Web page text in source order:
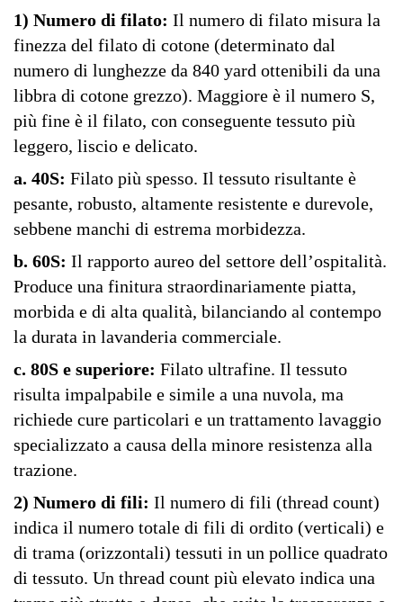
1) Numero di filato: Il numero di filato misura la
finezza del filato di cotone (determinato dal
numero di lunghezze da 840 yard ottenibili da una
libbra di cotone grezzo). Maggiore è il numero S,
più fine è il filato, con conseguente tessuto più
leggero, liscio e delicato.
a. 40S: Filato più spesso. Il tessuto risultante è
pesante, robusto, altamente resistente e durevole,
sebbene manchi di estrema morbidezza.
b. 60S: Il rapporto aureo del settore dell’ospitalità.
Produce una finitura straordinariamente piatta,
morbida e di alta qualità, bilanciando al contempo
la durata in lavanderia commerciale.
c. 80S e superiore: Filato ultrafine. Il tessuto
risulta impalpabile e simile a una nuvola, ma
richiede cure particolari e un trattamento lavaggio
specializzato a causa della minore resistenza alla
trazione.
2) Numero di fili: Il numero di fili (thread count)
indica il numero totale di fili di ordito (verticali) e
di trama (orizzontali) tessuti in un pollice quadrato
di tessuto. Un thread count più elevato indica una